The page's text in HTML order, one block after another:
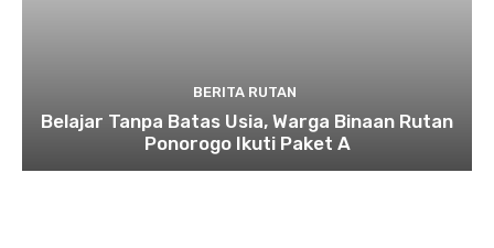
BERITA RUTAN
Belajar Tanpa Batas Usia, Warga Binaan Rutan
Ponorogo Ikuti Paket A